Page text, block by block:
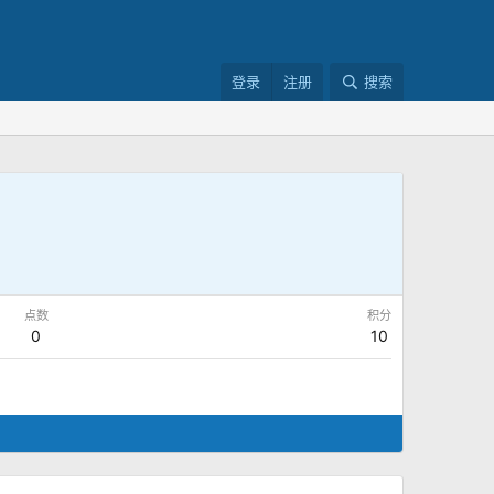
登录 注册 搜索
点数
0
积分
10